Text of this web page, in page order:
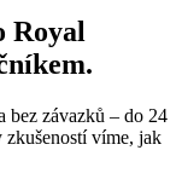
Royal
.
bez závazků – do 24
víme, jak